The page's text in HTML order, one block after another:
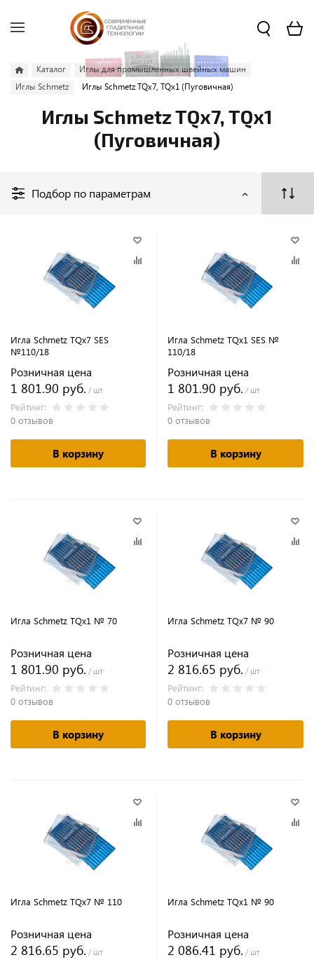
Каталог
Иглы для промышленных швейных машин
Иглы Schmetz
Иглы Schmetz TQx7, TQx1 (Пуговичная)
Иглы Schmetz TQx7, TQx1
(Пуговичная)
Подбор по параметрам
Игла Schmetz TQx7 SES
№110/18
Розничная цена
1 801.90 руб. / шт
Рейтинг:
0 отзывов
В корзину
Игла Schmetz TQx1 SES №
110/18
Розничная цена
1 801.90 руб. / шт
Рейтинг:
0 отзывов
В корзину
Игла Schmetz TQx1 № 70
Розничная цена
1 801.90 руб. / шт
Рейтинг:
0 отзывов
В корзину
Игла Schmetz TQx7 № 90
Розничная цена
2 816.65 руб. / шт
Рейтинг:
0 отзывов
В корзину
Игла Schmetz TQx7 № 110
Розничная цена
2 816.65 руб. / шт
Игла Schmetz TQx1 № 90
Розничная цена
2 086.41 руб. / шт